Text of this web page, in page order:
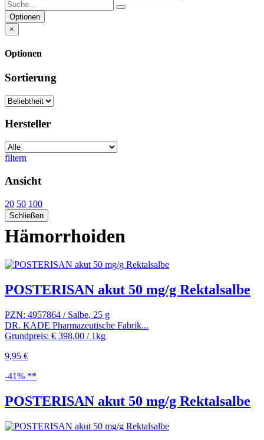
Optionen
×
Optionen
Sortierung
Hersteller
filtern
Ansicht
20 50 100
Schließen
Hämorrhoiden
POSTERISAN akut 50 mg/g Rektalsalbe
PZN: 4957864 / Salbe, 25 g
DR. KADE Pharmazeutische Fabrik...
Grundpreis: € 398,00 / 1kg
9,95 €
-41% **
POSTERISAN akut 50 mg/g Rektalsalbe